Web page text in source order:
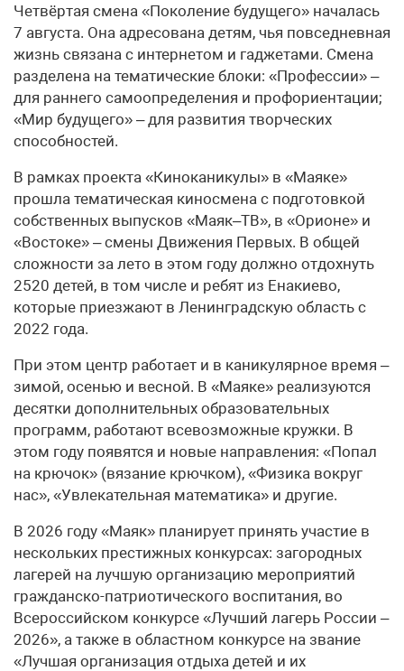
Четвёртая смена «Поколение будущего» началась
7 августа. Она адресована детям, чья повседневная
жизнь связана с интернетом и гаджетами. Смена
разделена на тематические блоки: «Профессии» –
для раннего самоопределения и профориентации;
«Мир будущего» – для развития творческих
способностей.
В рамках проекта «Киноканикулы» в «Маяке»
прошла тематическая киносмена с подготовкой
собственных выпусков «Маяк–ТВ», в «Орионе» и
«Востоке» – смены Движения Первых. В общей
сложности за лето в этом году должно отдохнуть
2520 детей, в том числе и ребят из Енакиево,
которые приезжают в Ленинградскую область с
2022 года.
При этом центр работает и в каникулярное время –
зимой, осенью и весной. В «Маяке» реализуются
десятки дополнительных образовательных
программ, работают всевозможные кружки. В
этом году появятся и новые направления: «Попал
на крючок» (вязание крючком), «Физика вокруг
нас», «Увлекательная математика» и другие.
В 2026 году «Маяк» планирует принять участие в
нескольких престижных конкурсах: загородных
лагерей на лучшую организацию мероприятий
гражданско-патриотического воспитания, во
Всероссийском конкурсе «Лучший лагерь России –
2026», а также в областном конкурсе на звание
«Лучшая организация отдыха детей и их